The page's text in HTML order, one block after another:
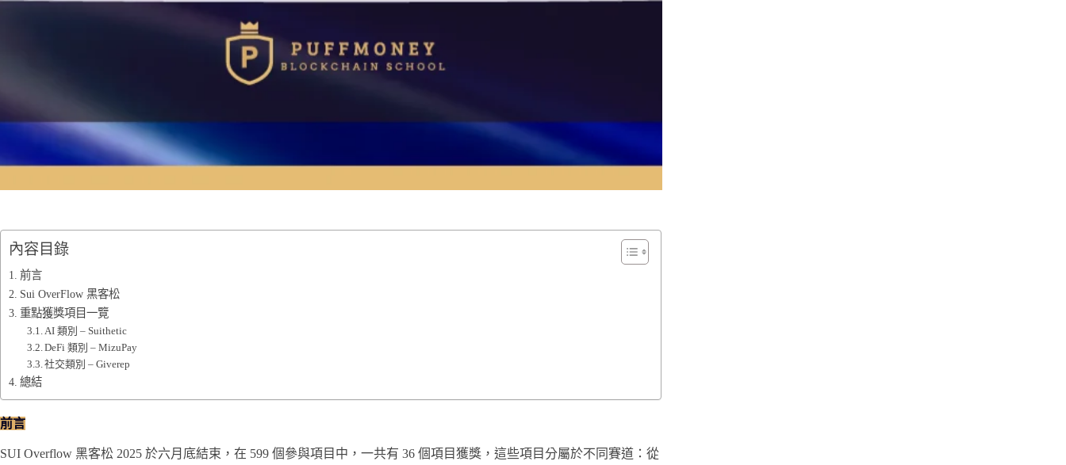
內容目錄
前言
Sui OverFlow 黑客松
重點獲獎項目一覽
AI 類別 – Suithetic
DeFi 類別 – MizuPay
社交類別 – Giverep
總結
前言
SUI Overflow 黑客松 2025 於六月底結束，在 599 個參與項目中，一共有 36 個項目獲獎，這些項目分屬於不同賽道：從